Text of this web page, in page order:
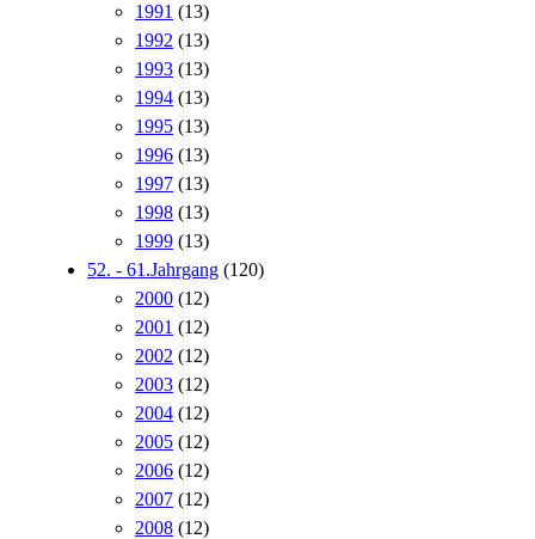
1991 (13)
1992 (13)
1993 (13)
1994 (13)
1995 (13)
1996 (13)
1997 (13)
1998 (13)
1999 (13)
52. - 61.Jahrgang (120)
2000 (12)
2001 (12)
2002 (12)
2003 (12)
2004 (12)
2005 (12)
2006 (12)
2007 (12)
2008 (12)